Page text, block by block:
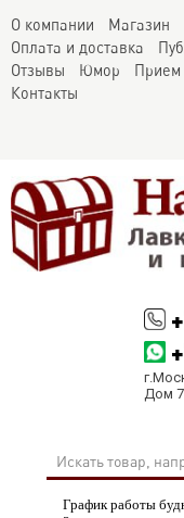
О компании
Магазин
Оплата и доставка
Отзывы
Юмор
Прием
Контакты
Дом
График работы